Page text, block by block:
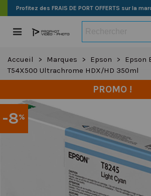
Profitez des FRAIS DE PORT OFFERTS sur la
Accueil > Marques > Epson >
Epson
T54X500 Ultrachrome HDX/HD 350ml
-8%
PROMO !